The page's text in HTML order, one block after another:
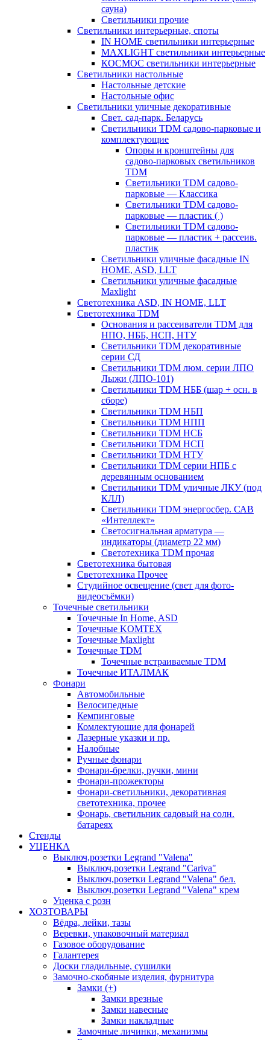
сауна)
Светильники прочие
Светильники интерьерные, споты
IN HOME светильники интерьерные
MAXLIGHT светильники интерьерные
КОСМОС светильники интерьерные
Светильники настольные
Настольные детские
Настольные офис
Светильники уличные декоративные
Свет. сад-парк. Беларусь
Светильники TDM садово-парковые и
комплектующие
Опоры и кронштейны для
садово-парковых светильников
TDM
Светильники TDM садово-
парковые — Классика
Светильники TDM садово-
парковые — пластик ( )
Светильники TDM садово-
парковые — пластик + рассеив.
пластик
Светильники уличные фасадные IN
HOME, ASD, LLT
Светильники уличные фасадные
Maxlight
Светотехника ASD, IN HOME, LLT
Светотехника TDM
Основания и рассеиватели TDM для
НПО, НББ, НСП, НТУ
Светильники TDM декоративные
серии СД
Светильники TDM люм. серии ЛПО
Лыжи (ЛПО-101)
Светильники TDM НББ (шар + осн. в
сборе)
Светильники TDM НБП
Светильники TDM НПП
Светильники TDM НСБ
Светильники TDM НСП
Светильники TDM НТУ
Светильники TDM серии НПБ с
деревянным основанием
Светильники TDM уличные ЛКУ (под
КЛЛ)
Светильники TDM энергосбер. САВ
«Интеллект»
Светосигнальная арматура —
индикаторы (диаметр 22 мм)
Светотехника TDM прочая
Светотехника бытовая
Светотехника Прочее
Студийное освещение (свет для фото-
видеосъёмки)
Точечные светильники
Точечные In Home, ASD
Точечные KOMTEX
Точечные Maxlight
Точечные TDM
Точечные встраиваемые TDM
Точечные ИТАЛМАК
Фонари
Автомобильные
Велосипедные
Кемпинговые
Комлектующие для фонарей
Лазерные указки и пр.
Налобные
Ручные фонари
Фонари-брелки, ручки, мини
Фонари-прожекторы
Фонари-светильники, декоративная
светотехника, прочее
Фонарь, светильник садовый на солн.
батареях
Стенды
УЦЕНКА
Выключ,розетки Legrand "Valena"
Выключ,розетки Legrand "Cariva"
Выключ,розетки Legrand "Valena" бел.
Выключ,розетки Legrand "Valena" крем
Уценка с розн
ХОЗТОВАРЫ
Вёдра, лейки, тазы
Веревки, упаковочный материал
Газовое оборудование
Галантерея
Доски гладильные, сушилки
Замочно-скобяные изделия, фурнитура
Замки (+)
Замки врезные
Замки навесные
Замки накладные
Замочные личинки, механизмы